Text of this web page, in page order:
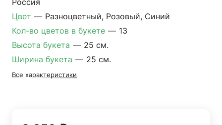
Россия
Цвет — Разноцветный, Розовый, Синий
Кол-во цветов в букете — 13
Высота букета — 25 см.
Ширина букета — 25 см.
Все характеристики